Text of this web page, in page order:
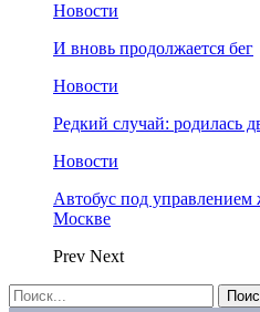
Новости
И вновь продолжается бег
Новости
Редкий случай: родилась
Новости
Автобус под
Москве
Prev Next